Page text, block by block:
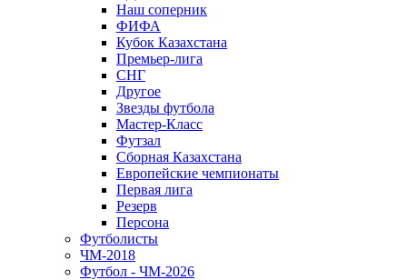
Наш соперник
ФИФА
Кубок Казахстана
Премьер-лига
СНГ
Другое
Звезды футбола
Мастер-Класс
Футзал
Сборная Казахстана
Европейские чемпионаты
Первая лига
Резерв
Персона
Футболисты
ЧМ-2018
Футбол - ЧМ-2026